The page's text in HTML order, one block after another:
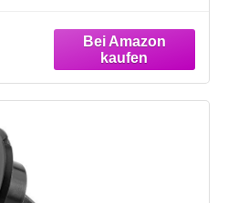
Netzladegerät OTB
Displayputztuch